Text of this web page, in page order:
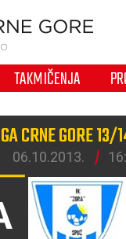
TAKMIČENJA
CRNE GORE 13/
06.10.2013.